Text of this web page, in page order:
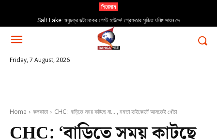
শিরোনাম
Salt Lake: মধুচক্র সল্টলেকের গেস্ট হাউসে! গ্রেফতার সুজিত ঘনিষ্ঠ সায়ন দে
Friday, 7 August, 2026
Home কলকাতা CHC: 'বাড়িতে সময় কাটছে না…', মমতা হাইকোর্টে আসতেই খোঁচা